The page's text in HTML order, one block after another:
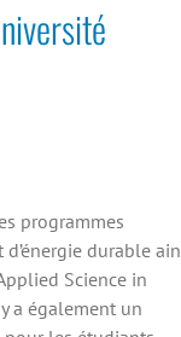
programmes
durable
Science in
a également un